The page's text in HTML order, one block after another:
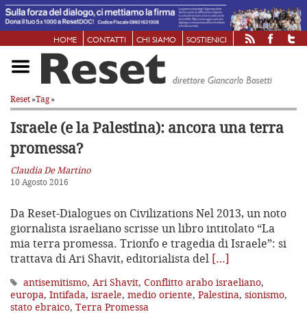
HOME CONTATTI CHI SIAMO SOSTIENICI
Reset»Tag»
Israele (e la Palestina): ancora una terra
promessa?
Claudia De Martino
10 Agosto 2016
Da Reset-Dialogues on Civilizations Nel 2013, un noto
giornalista israeliano scrisse un libro intitolato “La
mia terra promessa. Trionfo e tragedia di Israele”: si
trattava di Ari Shavit, editorialista del […]
antisemitismo, Ari Shavit, Conflitto arabo israeliano,
europa, Intifada, israele, medio oriente, Palestina, sionismo,
stato ebraico, Terra Promessa